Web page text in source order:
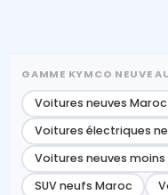
GAMME KYMCO NEUVE
Voitures neuves Maroc
Voitures électriques
Voitures neuves moins
SUV neufs Maroc